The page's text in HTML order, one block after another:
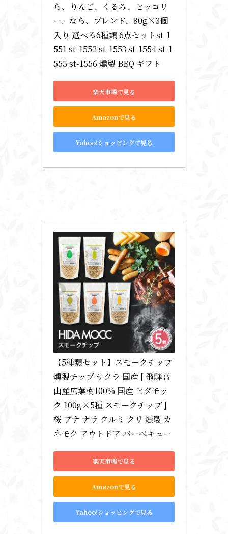
ら、りんご、くるみ、ヒッコリ
ー、なら、ブレンド、80g×3個
入り 選べる6種類 6点セットst-1
551 st-1552 st-1553 st-1554 st-1
555 st-1556 燻製 BBQ ギフト
楽天市場で見る
Amazonで見る
Yahoo!ショッピングで見る
【5種類セット】スモークチップ
燻製チップ サクラ 国産 [ 飛騨高
山産広葉樹100% 国産 ヒダモッ
ク 100g×5種 スモークチップ ]
桜 ブナ ナラ クルミ クリ 燻製 カ
ネモク アウトドア バーベキュー
楽天市場で見る
Amazonで見る
Yahoo!ショッピングで見る